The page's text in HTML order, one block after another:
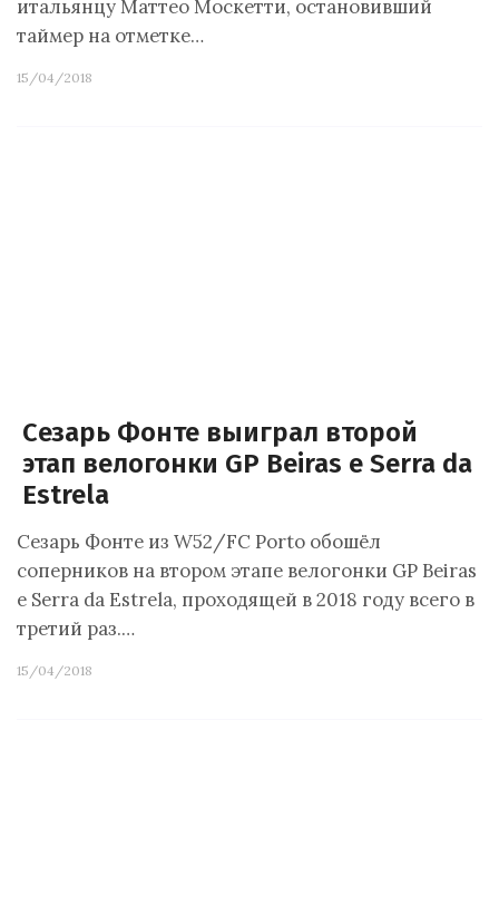
итальянцу Маттео Москетти, остановивший
таймер на отметке…
15/04/2018
Сезарь Фонте выиграл второй
этап велогонки GP Beiras e Serra da
Estrela
Сезарь Фонте из W52/FC Porto обошёл
соперников на втором этапе велогонки GP Beiras
e Serra da Estrela, проходящей в 2018 году всего в
третий раз.…
15/04/2018